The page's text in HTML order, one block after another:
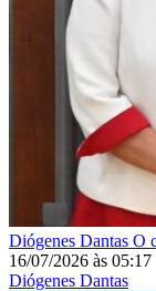
Diógenes Dantas O
16/07/2026 às 05:17
Diógenes Dantas